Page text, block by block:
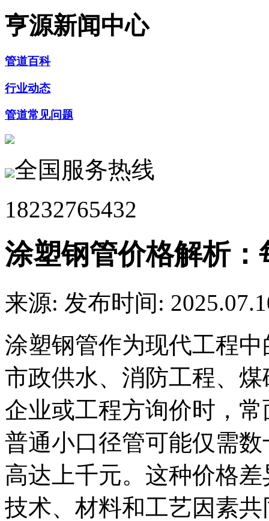
亨源新闻中心
管道百科
行业动态
管道常见问题
全国服务热线
18232765432
涂塑钢管价格解析
来源: 发布时间:
涂塑钢管作为现代工程
市政供水、消防工程、
企业或工程方询价时，
普通小口径管可能仅需
高达上千元。这种价格
技术、材料和工艺因素